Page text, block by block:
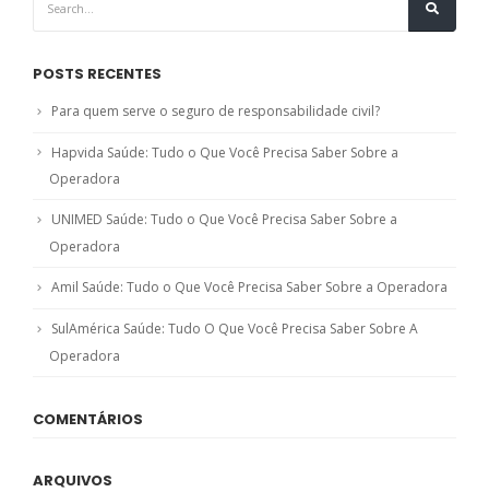
POSTS RECENTES
Para quem serve o seguro de responsabilidade civil?
Hapvida Saúde: Tudo o Que Você Precisa Saber Sobre a
Operadora
UNIMED Saúde: Tudo o Que Você Precisa Saber Sobre a
Operadora
Amil Saúde: Tudo o Que Você Precisa Saber Sobre a Operadora
SulAmérica Saúde: Tudo O Que Você Precisa Saber Sobre A
Operadora
COMENTÁRIOS
ARQUIVOS